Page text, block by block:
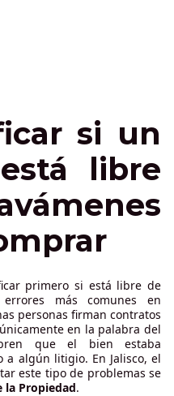
si un
libre
primero si está libre de
más comunes en
personas firman contratos
en la palabra del
que el bien estaba
a algún litigio. En Jalisco, el
este tipo de problemas se
la Propiedad.